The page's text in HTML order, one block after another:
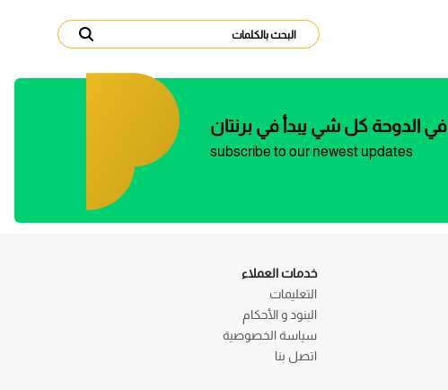
في الدوحة كل شي يبدأ في برنتان
subscribe to our newest updates
خدمات العملاء
التعليمات
البنود و الأحكام
سياسة الخصوصية
اتصل بنا